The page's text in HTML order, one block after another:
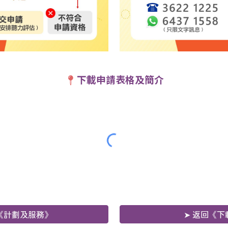
📍 下載申請表格及簡介
劃及服務》 ➤ 返回《下